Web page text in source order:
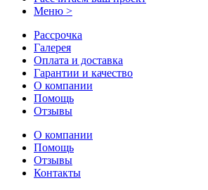
Меню >
Рассрочка
Галерея
Оплата и доставка
Гарантии и качество
О компании
Помощь
Отзывы
О компании
Помощь
Отзывы
Контакты